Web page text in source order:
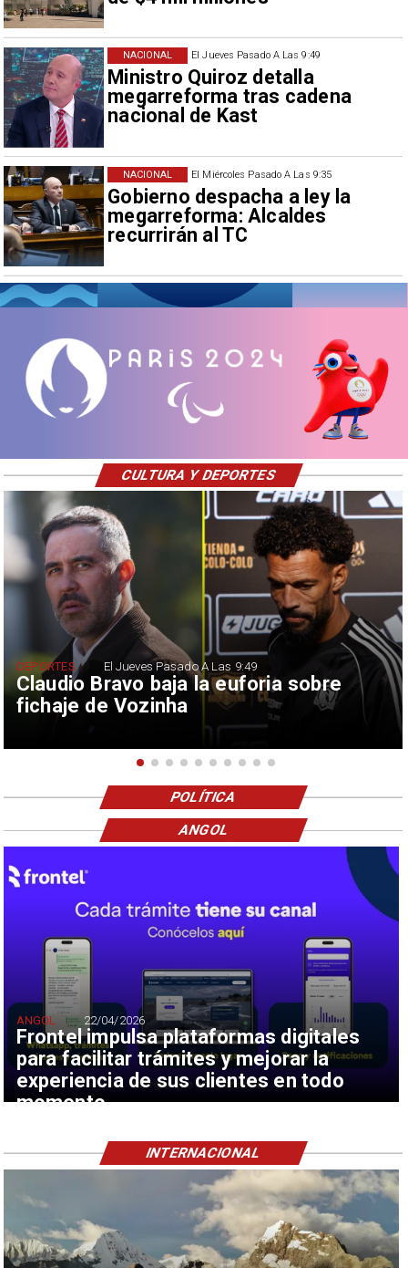
El Jueves Pasado A Las 9:49
Ministro Quiroz detalla
megarreforma tras cadena
nacional de Kast
NACIONAL
El Miércoles Pasado A Las 9:35
Gobierno despacha a ley la
megarreforma: Alcaldes
recurrirán al TC
NACIONAL
Claudio Bravo baja la euforia sobre
fichaje de Vozinha
DEPORTES El Jueves Pasado A Las 9:49
CULTURA Y DEPORTES
POLÍTICA
Frontel impulsa plataformas digitales
para facilitar trámites y mejorar la
experiencia de sus clientes en todo
momento
ANGOL 22/04/2026
ANGOL
INTERNACIONAL